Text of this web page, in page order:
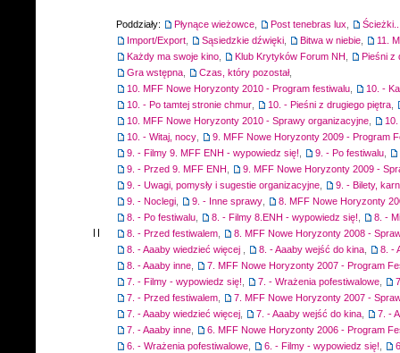
Poddziały: Płynące wieżowce Post tenebras lux
Import/Export
Sąsiedzkie dźwięki Bitwa w niebie
11.
Każdy ma swoje kino
Klub Krytyków Forum NH
Pieśni z
Gra wstępna
Czas, który pozostał,
10. MFF Nowe Horyzonty 2010 - Program festiwalu
10. -
10. - Po tamtej stronie chmur
10. - Pieśni z drugiego piętra
10. MFF Nowe Horyzonty 2010 - Sprawy organizacyjne
10. - Witaj, nocy
9. MFF Nowe Horyzonty 2009 - Program
9. - Filmy 9. MFF ENH - wypowiedz się!
9. - Po festiwalu
9. - Przed 9. MFF ENH
9. MFF Nowe Horyzonty 2009 -
9. - Uwagi, pomysły i sugestie organizacyjne
9. - Bilety,
9. - Noclegi
9. - Inne sprawy
8. MFF Nowe Horyzonty
8. - Po festiwalu
8. - Filmy 8.ENH - wypowiedz się!
8. -
8. - Przed festiwalem
8. MFF Nowe Horyzonty 2008 -
8. - Aaaby wiedzieć więcej
8. - Aaaby wejść do kina
8. -
8. - Aaaby inne
7. MFF Nowe Horyzonty 2007 - Program
7. - Filmy - wypowiedz się!
7. - Wrażenia pofestiwalowe
7. - Przed festiwalem
7. MFF Nowe Horyzonty 2007 -
7. - Aaaby wiedzieć więcej
7. - Aaaby wejść do kina
7. -
7. - Aaaby inne
6. MFF Nowe Horyzonty 2006 - Program
6. - Wrażenia pofestiwalowe
6. - Filmy - wypowiedz się!